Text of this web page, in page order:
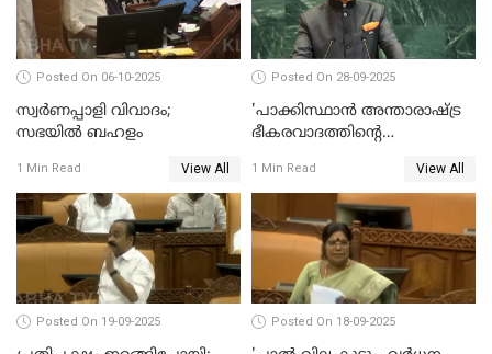
Posted On 06-10-2025
സ്വർണപ്പാളി വിവാദം;
സഭയിൽ ബഹളം
1 Min Read View All
Posted On 28-09-2025
'പാക്കിസ്ഥാന്‍ അന്താരാഷ്ട്ര
ഭീകരവാദത്തിന്റെ
ജയശങ്കര്‍
1 Min Read View All
Posted On 19-09-2025 Posted On 18-09-2025